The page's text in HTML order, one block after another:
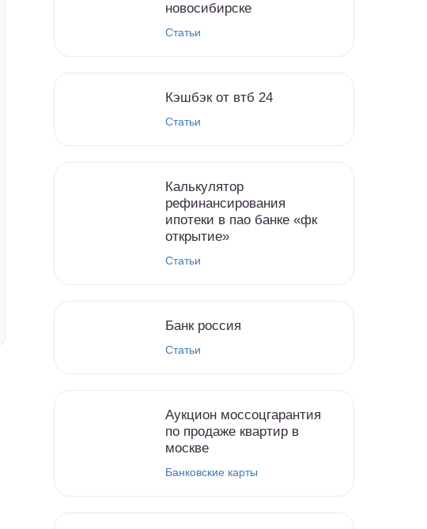
новосибирске
Статьи
Кэшбэк от втб 24
Статьи
Калькулятор
рефинансирования
ипотеки в пао банке «фк
открытие»
Статьи
Банк россия
Статьи
Аукцион моссоцгарантия
по продаже квартир в
москве
Банковские карты